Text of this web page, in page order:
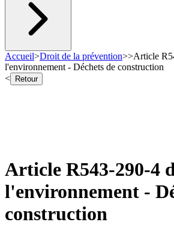
Accueil>Droit de la prévention>>Article
l'environnement - Déchets de construction
<
Retour
Article R543-290-4
l'environnement -
construction